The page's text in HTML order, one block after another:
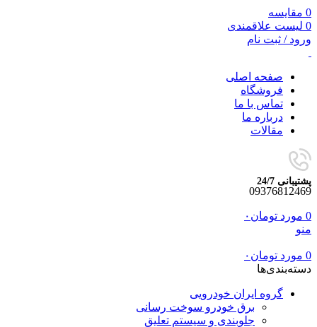
0 مقایسه
0 لیست علاقمندی
ورود / ثبت نام
صفحه اصلی
فروشگاه
تماس با ما
درباره ما
مقالات
پشتیبانی 24/7
09376812469
0 مورد تومان ۰
منو
0 مورد تومان ۰
دسته‌بندی‌ها
گروه ایران خودرویی
برق خودرو سوخت رسانی
جلوبندی و سیستم تعلیق